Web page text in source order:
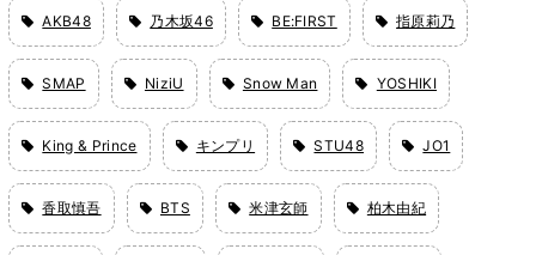
AKB48 乃木坂46 BE:FIRST 指原莉乃
SMAP NiziU Snow Man YOSHIKI
King & Prince キンプリ STU48 JO1
香取慎吾 BTS 米津玄師 柏木由紀